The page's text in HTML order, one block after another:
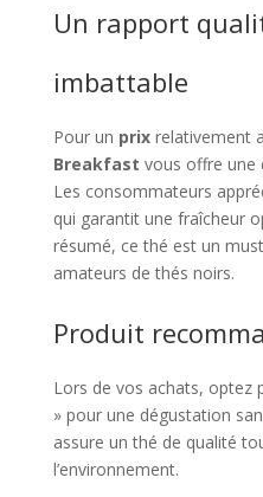
Un rapport
imbattable
Pour un prixrelativement
Breakfast vous offre une
Les consommateurs
qui garantit une fraîcheur
résumé, ce thé est un
amateurs de thés noirs.
Produit
Lors de vos achats, optez
» pour une dégustation
assure un thé de qualité
l’environnement.